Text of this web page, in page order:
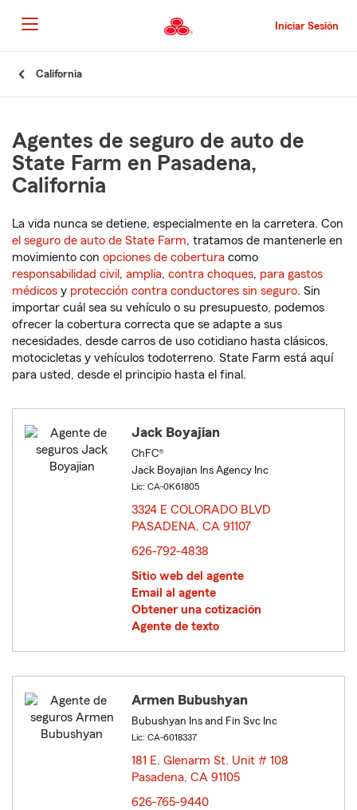
al
contenido
principal
Iniciar Sesión
California
Agentes de seguro de auto de
State Farm en Pasadena,
California
La vida nunca se detiene, especialmente en la carretera. Con
el seguro de auto de State Farm, tratamos de mantenerle en
movimiento con opciones de cobertura como
responsabilidad civil , amplia, contra choques, para gastos
médicos y protección contra conductores sin seguro. Sin
importar cuál sea su vehículo o su presupuesto, podemos
ofrecer la cobertura correcta que se adapte a sus
necesidades, desde carros de uso cotidiano hasta clásicos,
motocicletas y vehículos todoterreno. State Farm está aquí
para usted, desde el principio hasta el final.
Jack Boyajian
ChFC®
Jack Boyajian Ins Agency Inc
Lic: CA-0K61805
3324 E COLORADO BLVD
PASADENA, CA 91107
626-792-4838
Sitio web del agente
Email al agente
Obtener una cotización
Agente de texto
Armen Bubushyan
Bubushyan Ins and Fin Svc Inc
Lic: CA-6018337
181 E. Glenarm St. Unit # 108
Pasadena, CA 91105
626-765-9440